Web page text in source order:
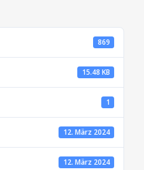
869
15.48 KB
1
12. März 2024
12. März 2024